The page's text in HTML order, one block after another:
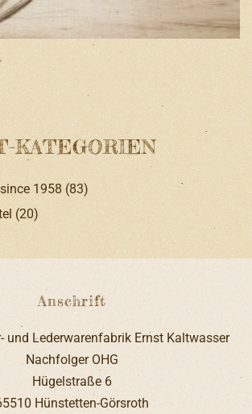
KATEGORIEN
1958 (83)
(20)
Anschrift
und Lederwarenfabrik Ernst Kaltwasser
Nachfolger OHG
Hügelstraße 6
Hünstetten-Görsroth